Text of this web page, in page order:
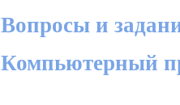
Вопросы и
Компьютерный